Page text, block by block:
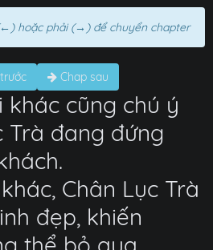
hoặc phải (→) để chuyển chapter
Chap sau
khác cũng chú ý
Trà đang đứng
Chân Lục Trà
đẹp, khiến